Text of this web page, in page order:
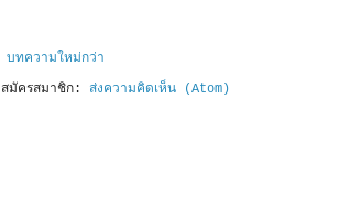
บทความใหม่กว่า
สมัครสมาชิก: ส่งความคิดเห็น (Atom)